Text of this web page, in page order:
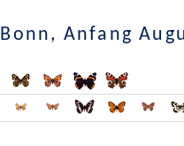
Anfang